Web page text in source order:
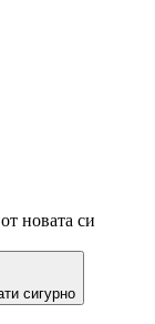
новата си
сигурно